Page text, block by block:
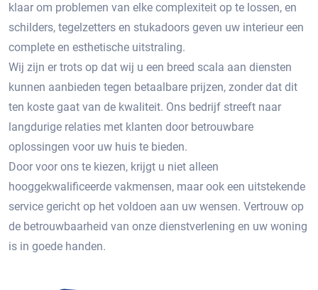
klaar om problemen van elke complexiteit op te lossen, en
schilders, tegelzetters en stukadoors geven uw interieur een
complete en esthetische uitstraling.
Wij zijn er trots op dat wij u een breed scala aan diensten
kunnen aanbieden tegen betaalbare prijzen, zonder dat dit
ten koste gaat van de kwaliteit. Ons bedrijf streeft naar
langdurige relaties met klanten door betrouwbare
oplossingen voor uw huis te bieden.
Door voor ons te kiezen, krijgt u niet alleen
hooggekwalificeerde vakmensen, maar ook een uitstekende
service gericht op het voldoen aan uw wensen. Vertrouw op
de betrouwbaarheid van onze dienstverlening en uw woning
is in goede handen.